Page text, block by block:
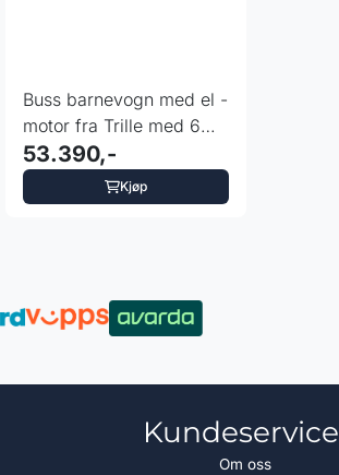
Buss barnevogn med el -
motor fra Trille med 6
sitteplasser
53.390,-
Kjøp
Kundeservice
Om oss